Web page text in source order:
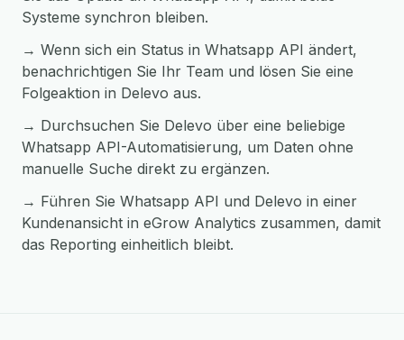
Systeme synchron bleiben.
→ Wenn sich ein Status in Whatsapp API ändert,
benachrichtigen Sie Ihr Team und lösen Sie eine
Folgeaktion in Delevo aus.
→ Durchsuchen Sie Delevo über eine beliebige
Whatsapp API-Automatisierung, um Daten ohne
manuelle Suche direkt zu ergänzen.
→ Führen Sie Whatsapp API und Delevo in einer
Kundenansicht in eGrow Analytics zusammen, damit
das Reporting einheitlich bleibt.